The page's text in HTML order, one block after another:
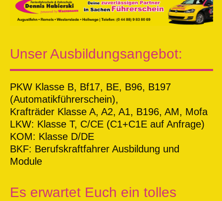
Unser Ausbildungsangebot:
PKW Klasse B, Bf17, BE, B96, B197
(Automatikführerschein),
Krafträder Klasse A, A2, A1, B196, AM, Mofa
LKW: Klasse T, C/CE (C1+C1E auf Anfrage)
KOM: Klasse D/DE
BKF: Berufskraftfahrer Ausbildung und
Module
Es erwartet Euch ein tolles